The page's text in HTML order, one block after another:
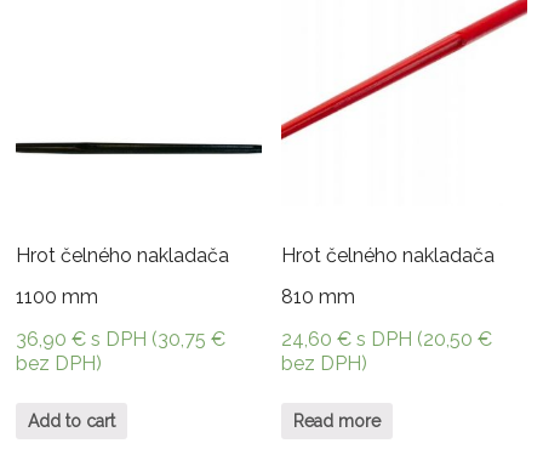
Hrot čelného nakladača
1100 mm
36,90€ s DPH (30,75€
bez DPH)
Add to cart
Hrot čelného nakladača
810 mm
24,60€ s DPH (20,50€
bez DPH)
Read more